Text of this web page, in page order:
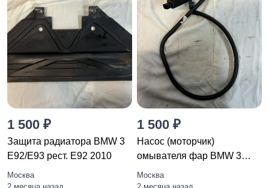
1 500 ₽
Защита радиатора BMW 3
E92/E93 рест. E92 2010
Москва
1 500 ₽
Насос (моторчик)
омывателя фар BMW 3
E92/E93 рест.
Москва